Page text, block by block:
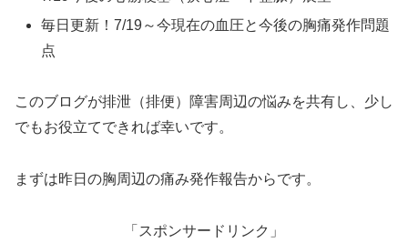
毎日更新！7/19～今現在の血圧と今後の胸痛発作問題
点
このブログが排泄（排便）障害周辺の悩みを共有し、少し
でもお役立てできれば幸いです。
まずは昨日の胸周辺の痛み発作報告からです。
「スポンサードリンク」